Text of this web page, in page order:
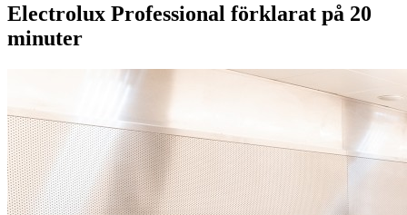
Electrolux Professional förklarat på 20
minuter